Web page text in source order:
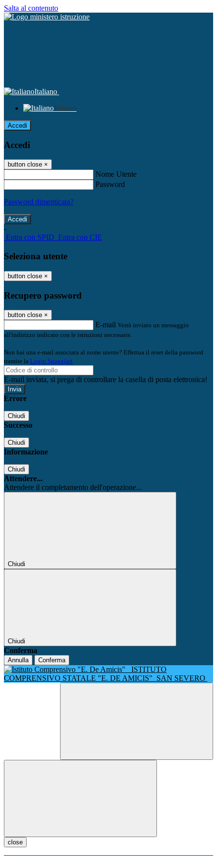
Salta al contenuto
Italiano
Italiano
Accedi
Accedi
button close ×
Nome Utente
Password
Password dimenticata?
-
Entra con SPID Entra con CIE
Seleziona utente
button close ×
Recupero password
button close ×
E-mail Verrà inviato un messaggio
all'indirizzo indicato con le istruzioni necessarie.
Non hai una e-mail associata al nome utente? Effettua il reset della password
tramite la Login Spaggiari
E-mail inviata, si prega di controllare la casella di posta elettronica!
Errore
Chiudi
Successo
Chiudi
Informazione
Chiudi
Attendere...
Attendere il completamento dell'operazione...
Chiudi
Chiudi
Conferma
Annulla Conferma
ISTITUTO
COMPRENSIVO STATALE "E. DE AMICIS" SAN SEVERO
close